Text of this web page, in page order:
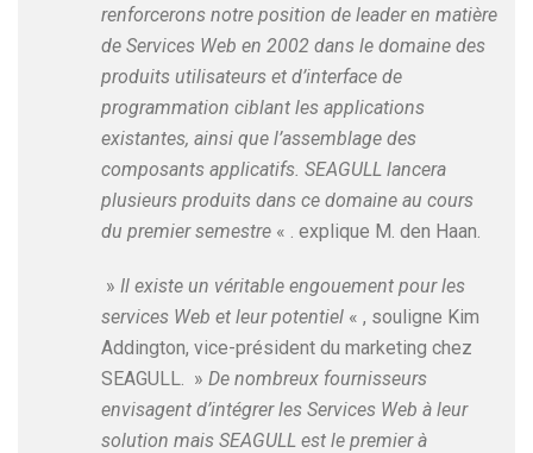
renforcerons notre position de leader en matière
de Services Web en 2002 dans le domaine des
produits utilisateurs et d’interface de
programmation ciblant les applications
existantes, ainsi que l’assemblage des
composants applicatifs. SEAGULL lancera
plusieurs produits dans ce domaine au cours
du premier semestre « . explique M. den Haan.
» Il existe un véritable engouement pour les
services Web et leur potentiel « , souligne Kim
Addington, vice-président du marketing chez
SEAGULL. » De nombreux fournisseurs
envisagent d’intégrer les Services Web à leur
solution mais SEAGULL est le premier à